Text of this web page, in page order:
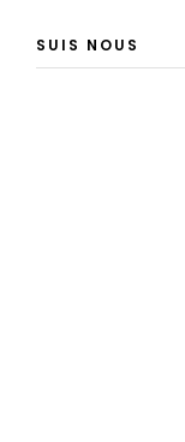
SUIS NOUS